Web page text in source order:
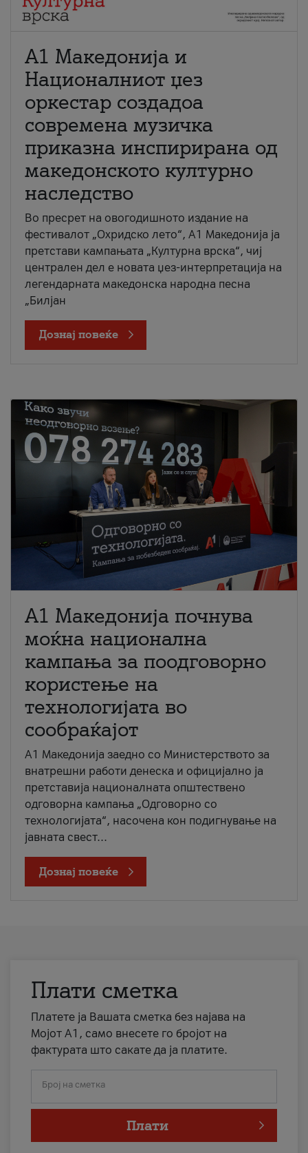
А1 Македонија и
Националниот џез
оркестар создадоа
современа музичка
приказна инспирирана од
македонското културно
наследство
Во пресрет на овогодишното издание на
фестивалот „Охридско лето“, А1 Македонија ја
претстави кампањата „Културна врска“, чиј
централен дел е новата џез-интерпретација на
легендарната македонска народна песна
„Билјан
Дознај повеќе
A1 Македонија почнува
моќна национална
кампања за поодговорно
користење на
технологијата во
сообраќајот
A1 Македонија заедно со Министерството за
внатрешни работи денеска и официјално ја
претставија националната општествено
одговорна кампања „Одговорно со
технологијата“, насочена кон подигнување на
јавната свест...
Дознај повеќе
Плати сметка
Платете ја Вашата сметка без најава на
Мојот А1, само внесете го бројот на
фактурата што сакате да ја платите.
Број на сметка
Плати